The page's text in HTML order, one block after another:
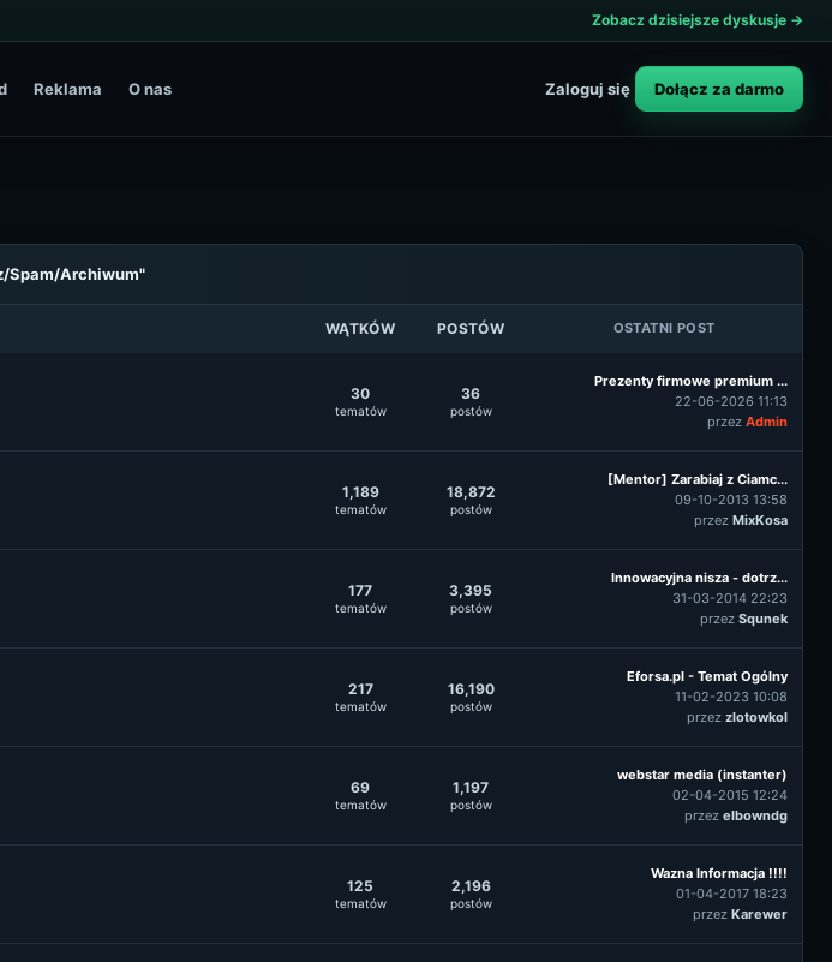
Zobacz dzisiejsze dyskusje →
Reklama O nas Zaloguj się Dołącz za darmo
Spam/Archiwum"
WĄTKÓW POSTÓW OSTATNI POST
30
tematów
36
postów
Prezenty firmowe premium ...
22-06-2026 11:13
przez Admin
1,189
tematów
18,872
postów
[Mentor] Zarabiaj z Ciamc...
09-10-2013 13:58
przez MixKosa
177
tematów
3,395
postów
Innowacyjna nisza - dotrz...
31-03-2014 22:23
przez Squnek
217
tematów
16,190
postów
Eforsa.pl - Temat Ogólny
11-02-2023 10:08
przez zlotowkol
69
tematów
1,197
postów
webstar media (instanter)
02-04-2015 12:24
przez elbowndg
125
tematów
2,196
postów
Wazna Informacja !!!!
01-04-2017 18:23
przez Karewer